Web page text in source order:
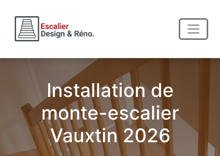
Installation de
monte-escalier
Vauxtin 2026